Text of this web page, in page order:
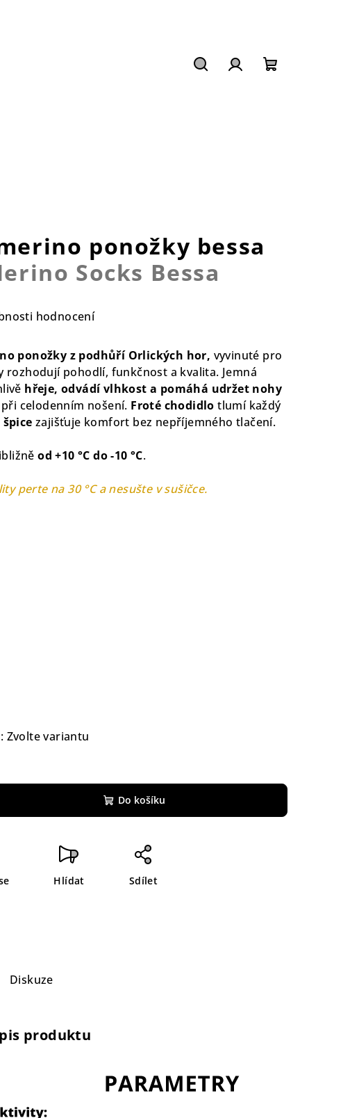
ponožky bessa
Socks Bessa
hodnocení
ponožky z podhůří Orlických hor, vyvinuté pro
rozhodují pohodlí, funkčnost a kvalita. Jemná
hřeje, odvádí vlhkost a pomáhá udržet nohy
celodenním nošení. Froté chodidlo tlumí každý
zajišťuje komfort bez nepříjemného tlačení.
od +10 °C do -10 °C.
perte na 30 °C a nesušte v sušičce.
Zvolte variantu
Do košíku
Hlídat Sdílet
Diskuze
produktu